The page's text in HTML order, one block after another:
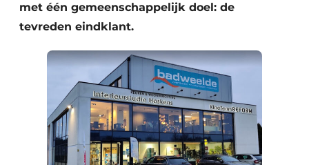
met één gemeenschappelijk doel: de
tevreden eindklant.